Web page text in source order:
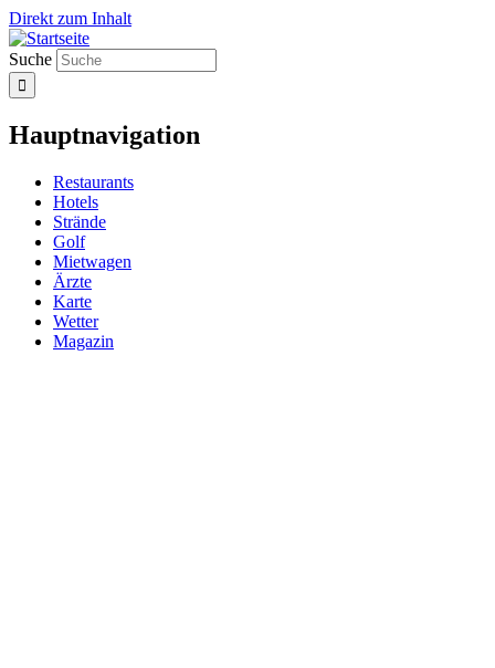
Direkt zum Inhalt
Suche
Hauptnavigation
Restaurants
Hotels
Strände
Golf
Mietwagen
Ärzte
Karte
Wetter
Magazin